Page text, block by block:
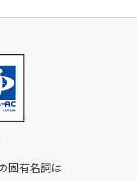
固有名詞は